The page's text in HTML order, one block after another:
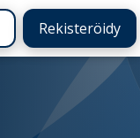
Rekisteröidy